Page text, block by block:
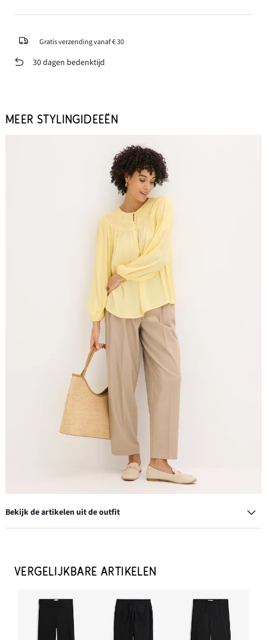
Gratis verzending vanaf € 30
30 dagen bedenktijd
MEER STYLINGIDEEËN
Bekijk de artikelen uit de outfit
€ 13,99
Loafers met gesp
€ 26,99
VERGELIJKBARE ARTIKELEN